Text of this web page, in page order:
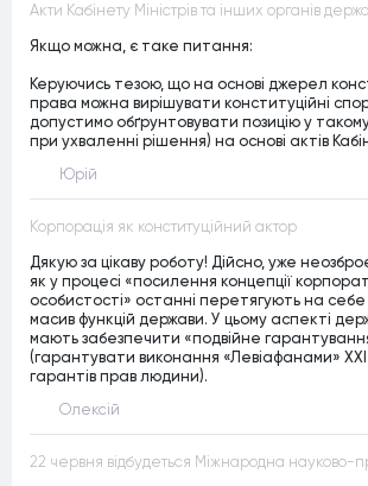
Якщо можна, є таке питання:
Керуючись тезою, що на основі джерел
права можна вирішувати конституційні
допустимо обґрунтовувати позицію у
при ухваленні рішення) на основі актів
Юрій
Корпорація як конституційний актор
Дякую за цікаву роботу! Дійсно, уже
як у процесі «посилення концепції
особистості» останні перетягують на себе
масив функцій держави. У цьому аспекті
мають забезпечити «подвійне
(гарантувати виконання «Левіафанами» ХХІ
гарантів прав людини).
Олексій